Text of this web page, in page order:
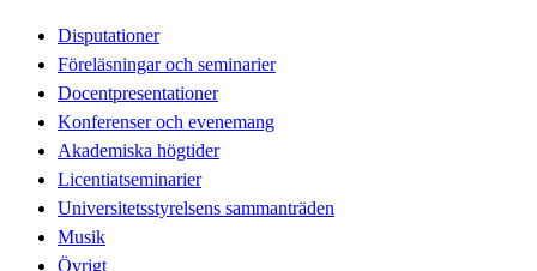
Disputationer
Föreläsningar och seminarier
Docentpresentationer
Konferenser och evenemang
Akademiska högtider
Licentiatseminarier
Universitetsstyrelsens sammanträden
Musik
Övrigt